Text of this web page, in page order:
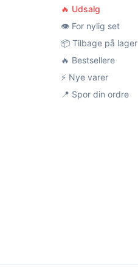
🔥 Udsalg
👁️ For nylig set
📦 Tilbage på lager
🔥 Bestsellere
⚡ Nye varer
📍 Spor din ordre